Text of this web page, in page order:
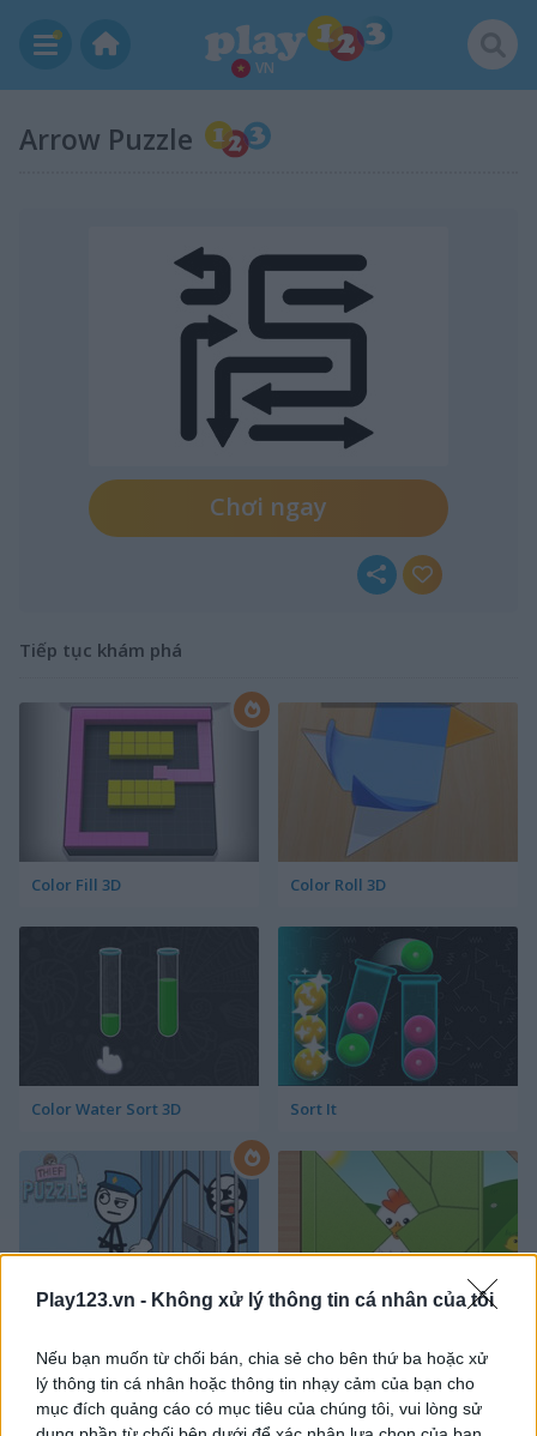
Play123.vn - Không xử lý thông tin cá nhân của tôi
Nếu bạn muốn từ chối bán, chia sẻ cho bên thứ ba hoặc xử
lý thông tin cá nhân hoặc thông tin nhạy cảm của bạn cho
mục đích quảng cáo có mục tiêu của chúng tôi, vui lòng sử
VN
Arrow Puzzle
Chơi ngay
Tiếp tục khám phá
Color Fill 3D Color Roll 3D
Color Water Sort 3D Sort It